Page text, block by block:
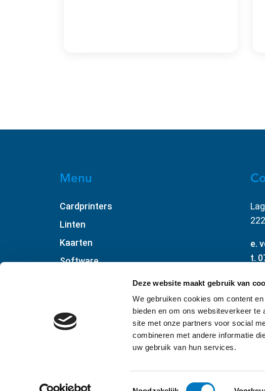
Deze website maakt gebruik van
We gebruiken cookies om content
bieden en om ons websiteverkeer
site met onze partners voor social
combineren met andere informatie
uw gebruik van hun services.
Toestemmingsselectie
Menu
Cardprinters
Linten
Kaarten
Software
e.
t.